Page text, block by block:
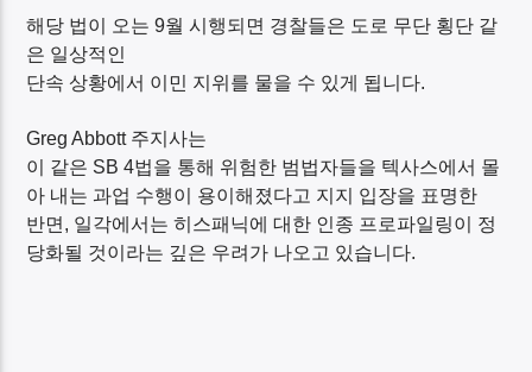
해당 법이 오는 9월 시행되면 경찰들은 도로 무단 횡단 같
은 일상적인
단속 상황에서 이민 지위를 물을 수 있게 됩니다.
Greg Abbott 주지사는
이 같은 SB 4법을 통해 위험한 범법자들을 텍사스에서 몰
아 내는 과업 수행이 용이해졌다고 지지 입장을 표명한
반면 , 일각에서는 히스패닉에 대한 인종 프로파일링이 정
당화될 것이라는 깊은 우려가 나오고 있습니다.